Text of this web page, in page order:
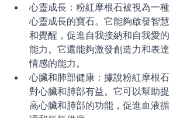
心靈成長：粉紅摩根石被視為一種
心靈成長的寶石。它能夠啟發智慧
和覺醒，促進自我接納和自我愛的
能力。它還能夠激發創造力和表達
情感的能力。
心臟和肺部健康：據說粉紅摩根石
對心臟和肺部有益。它可以幫助提
高心臟和肺部的功能，促進血液循